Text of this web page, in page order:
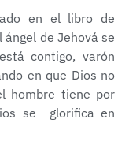
en el libro de
ángel de Jehová se
contigo, varón
en que Dios no
hombre tiene por
se glorifica en